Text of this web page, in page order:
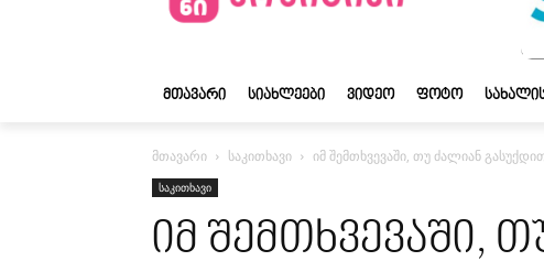
ᲛᲗᲐᲕᲐᲠᲘ ᲡᲘᲐᲮᲚᲔᲔᲑᲘ ᲕᲘᲓᲔᲝ ᲤᲝᲢᲝ
მთავარი საკითხავი იმ შემთხვევაში, თუ ძალიან
საკითხავი
იმ შემთხვევაში,